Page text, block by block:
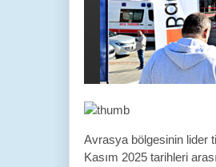
Avrasya bölgesinin lider
Kasım 2025 tarihleri